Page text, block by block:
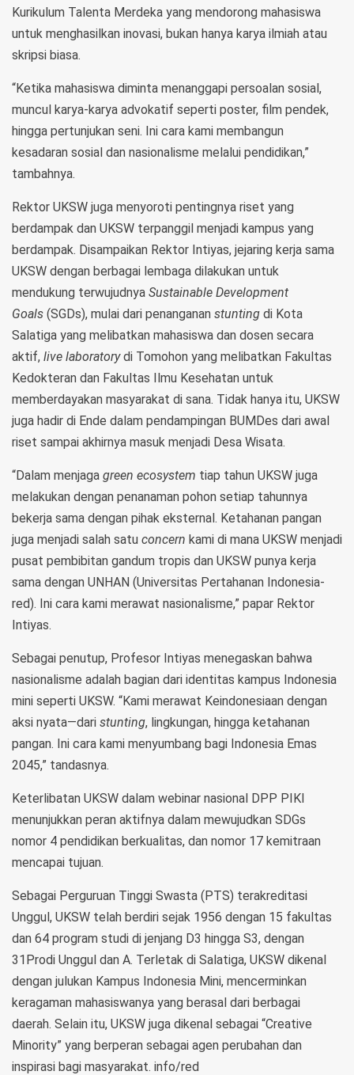
Kurikulum Talenta Merdeka yang mendorong mahasiswa
untuk menghasilkan inovasi, bukan hanya karya ilmiah atau
skripsi biasa.
“Ketika mahasiswa diminta menanggapi persoalan sosial,
muncul karya-karya advokatif seperti poster, film pendek,
hingga pertunjukan seni. Ini cara kami membangun
kesadaran sosial dan nasionalisme melalui pendidikan,”
tambahnya.
Rektor UKSW juga menyoroti pentingnya riset yang
berdampak dan UKSW terpanggil menjadi kampus yang
berdampak. Disampaikan Rektor Intiyas, jejaring kerja sama
UKSW dengan berbagai lembaga dilakukan untuk
mendukung terwujudnya Sustainable Development
Goals (SGDs), mulai dari penanganan stunting di Kota
Salatiga yang melibatkan mahasiswa dan dosen secara
aktif, live laboratorydi Tomohon yang melibatkan Fakultas
Kedokteran dan Fakultas Ilmu Kesehatan untuk
memberdayakan masyarakat di sana. Tidak hanya itu, UKSW
juga hadir di Ende dalam pendampingan BUMDes dari awal
riset sampai akhirnya masuk menjadi Desa Wisata.
“Dalam menjaga green ecosystem tiap tahun UKSW juga
melakukan dengan penanaman pohon setiap tahunnya
bekerja sama dengan pihak eksternal. Ketahanan pangan
juga menjadi salah satu concern kami di mana UKSW menjadi
pusat pembibitan gandum tropis dan UKSW punya kerja
sama dengan UNHAN (Universitas Pertahanan Indonesia-
red). Ini cara kami merawat nasionalisme,” papar Rektor
Intiyas.
Sebagai penutup, Profesor Intiyas menegaskan bahwa
nasionalisme adalah bagian dari identitas kampus Indonesia
mini seperti UKSW. “Kami merawat Keindonesiaan dengan
aksi nyata—dari stunting, lingkungan, hingga ketahanan
pangan. Ini cara kami menyumbang bagi Indonesia Emas
2045,” tandasnya.
Keterlibatan UKSW dalam webinar nasional DPP PIKI
menunjukkan peran aktifnya dalam mewujudkan SDGs
nomor 4 pendidikan berkualitas, dan nomor 17 kemitraan
mencapai tujuan.
Sebagai Perguruan Tinggi Swasta (PTS) terakreditasi
Unggul, UKSW telah berdiri sejak 1956 dengan 15 fakultas
dan 64 program studi di jenjang D3 hingga S3, dengan
31Prodi Unggul dan A. Terletak di Salatiga, UKSW dikenal
dengan julukan Kampus Indonesia Mini, mencerminkan
keragaman mahasiswanya yang berasal dari berbagai
daerah. Selain itu, UKSW juga dikenal sebagai “Creative
Minority” yang berperan sebagai agen perubahan dan
inspirasi bagi masyarakat. info/red